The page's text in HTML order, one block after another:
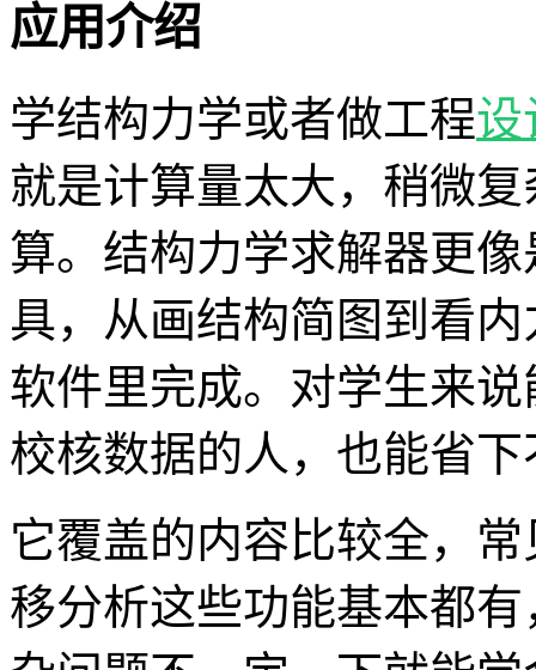
应用介绍
学结构力学或者做工程设
就是计算量太大，稍微
算。结构力学求解器更
具，从画结构简图到看
软件里完成。对学生来
校核数据的人，也能省
它覆盖的内容比较全，
移分析这些功能基本都